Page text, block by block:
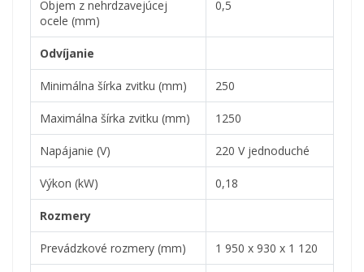
Objem z nehrdzavejúcej
ocele (mm)
0,5
Odvíjanie
Minimálna šírka zvitku (mm) 250
Maximálna šírka zvitku (mm) 1250
Napájanie (V) 220 V jednoduché
Výkon (kW) 0,18
Rozmery
Prevádzkové rozmery (mm) 1 950 x 930 x 1 120